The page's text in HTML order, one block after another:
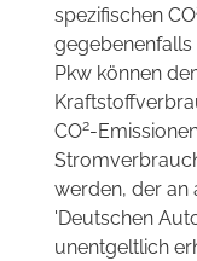
spezifischen CO
Pkw können
CO2-
werden, der an
'Deutschen
unentgeltlich